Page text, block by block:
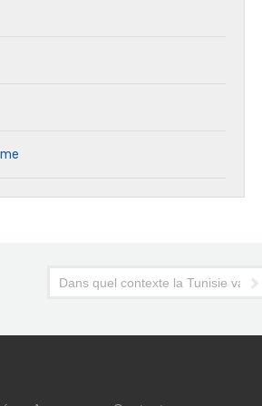
chez sa remplaçante
Dans quel contexte la Tunisie va-